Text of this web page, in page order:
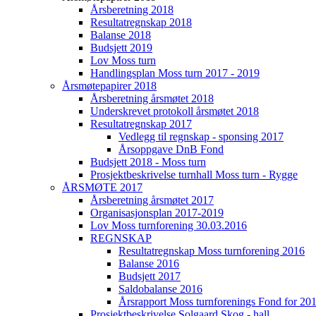
Årsberetning 2018
Resultatregnskap 2018
Balanse 2018
Budsjett 2019
Lov Moss turn
Handlingsplan Moss turn 2017 - 2019
Årsmøtepapirer 2018
Årsberetning årsmøtet 2018
Underskrevet protokoll årsmøtet 2018
Resultatregnskap 2017
Vedlegg til regnskap - sponsing 2017
Årsoppgave DnB Fond
Budsjett 2018 - Moss turn
Prosjektbeskrivelse turnhall Moss turn - Rygge
ÅRSMØTE 2017
Årsberetning årsmøtet 2017
Organisasjonsplan 2017-2019
Lov Moss turnforening 30.03.2016
REGNSKAP
Resultatregnskap Moss turnforening 2016
Balanse 2016
Budsjett 2017
Saldobalanse 2016
Årsrapport Moss turnforenings Fond for